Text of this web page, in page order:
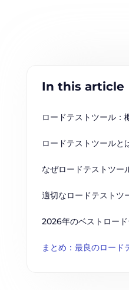
In this article
ロードテストツール：
ロードテストツールと
なぜロードテストツー
適切なロードテストツ
2026年のベストロー
まとめ：最良のロード